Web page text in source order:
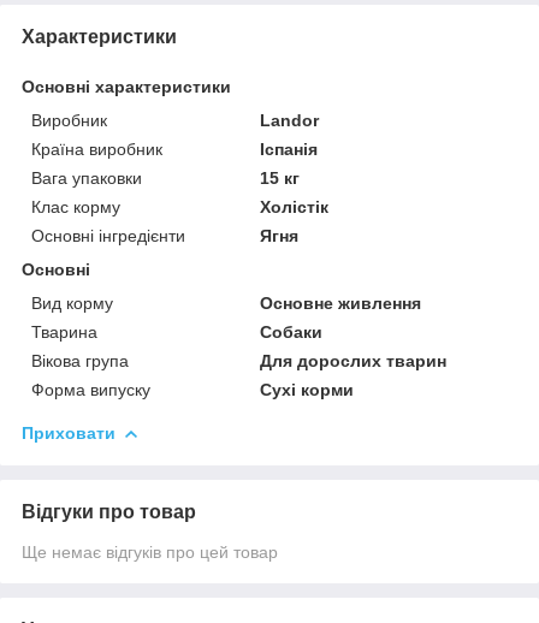
Характеристики
Основні характеристики
Виробник
Landor
Країна виробник
Іспанія
Вага упаковки
15 кг
Клас корму
Холістік
Основні інгредієнти
Ягня
Основні
Вид корму
Основне живлення
Тварина
Собаки
Вікова група
Для дорослих тварин
Форма випуску
Сухі корми
Приховати
Відгуки про товар
Ще немає відгуків про цей товар